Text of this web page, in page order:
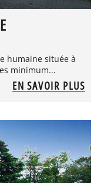
humaine située à
minimum...
EN SAVOIR PLUS